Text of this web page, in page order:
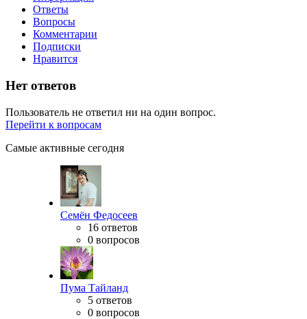
Ответы
Вопросы
Комментарии
Подписки
Нравится
Нет ответов
Пользователь не ответил ни на один вопрос.
Перейти к вопросам
Самые активные сегодня
Семён Федосеев
16 ответов
0 вопросов
Пума Тайланд
5 ответов
0 вопросов